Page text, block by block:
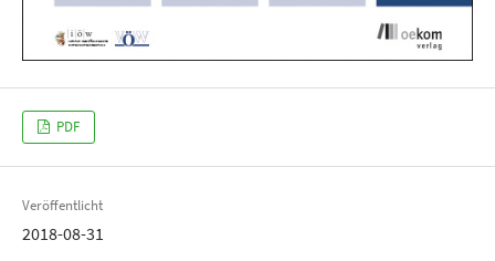
PDF
Veröffentlicht
2018-08-31